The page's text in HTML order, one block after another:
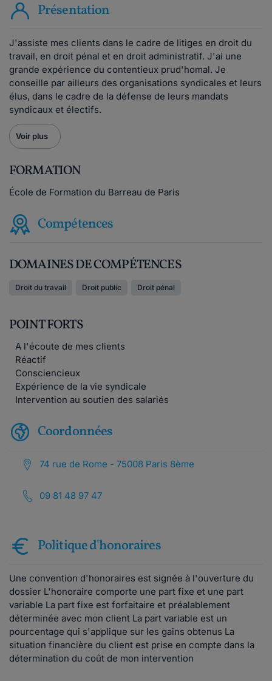
Présentation
J'assiste mes clients dans le cadre de litiges en droit du
travail, en droit pénal et en droit administratif. J'ai une
grande expérience du contentieux prud'homal. Je
conseille par ailleurs des organisations syndicales et leurs
élus, dans le cadre de la défense de leurs mandats
syndicaux et électifs.
Voir plus
FORMATION
École de Formation du Barreau de Paris
Compétences
DOMAINES DE COMPÉTENCES
Droit du travail Droit public Droit pénal
POINT FORTS
A l'écoute de mes clients
Réactif
Consciencieux
Expérience de la vie syndicale
Intervention au soutien des salariés
Coordonnées
74 rue de Rome - 75008 Paris 8ème
09 81 48 97 47
Politique d'honoraires
Une convention d'honoraires est signée à l'ouverture du
dossier L'honoraire comporte une part fixe et une part
variable La part fixe est forfaitaire et préalablement
déterminée avec mon client La part variable est un
pourcentage qui s'applique sur les gains obtenus La
situation financière du client est prise en compte dans la
détermination du coût de mon intervention